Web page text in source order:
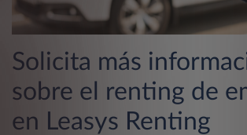
Solicita más
sobre el renting de
en Leasys Renting